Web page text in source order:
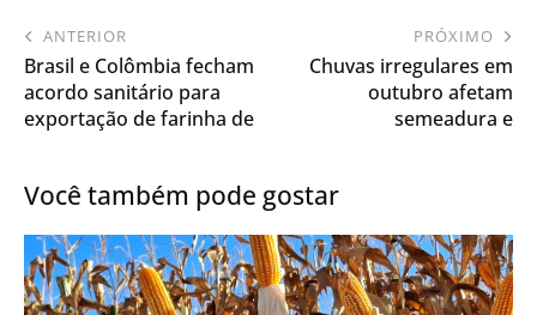
ANTERIOR
Brasil e Colômbia fecham
acordo sanitário para
exportação de farinha de
PRÓXIMO
Chuvas irregulares em
outubro afetam
semeadura e
Você também pode gostar